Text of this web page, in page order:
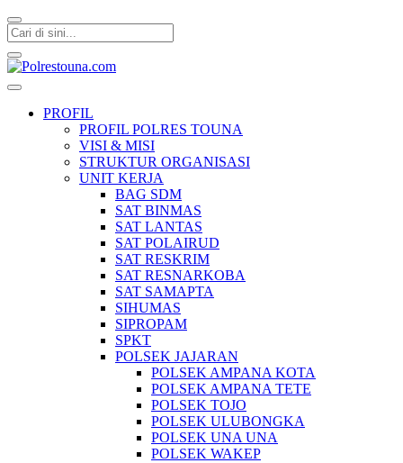
PROFIL
PROFIL POLRES TOUNA
VISI & MISI
STRUKTUR ORGANISASI
UNIT KERJA
BAG SDM
SAT BINMAS
SAT LANTAS
SAT POLAIRUD
SAT RESKRIM
SAT RESNARKOBA
SAT SAMAPTA
SIHUMAS
SIPROPAM
SPKT
POLSEK JAJARAN
POLSEK AMPANA KOTA
POLSEK AMPANA TETE
POLSEK TOJO
POLSEK ULUBONGKA
POLSEK UNA UNA
POLSEK WAKEP